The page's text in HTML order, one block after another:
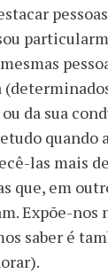
da sua
quando
las mais
que, em
Expõe-nos
saber é